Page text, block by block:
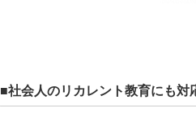
■社会人のリカレント教育にも